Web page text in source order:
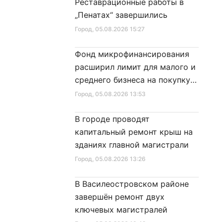
Санкт‑Петербурга»
Город, 05.08.2026 15:27
Реставрационные работы в
„Пенатах“ завершились
Город, 05.08.2026 13:53
Фонд микрофинансирования
расширил лимит для малого и
среднего бизнеса на покупку
специальной техники
Город, 05.08.2026 13:26
В городе проводят
капитальный ремонт крыш на
зданиях главной магистрали
В Василеостровском районе
завершён ремонт двух
ключевых магистралей